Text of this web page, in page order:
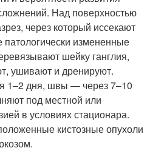
Над поверхностью
через который иссекают
измененные
шейку ганглия,
ушивают и дренируют.
1–2 дня, швы — через 7–10
под местной или
в условиях стационара.
кистозные опухоли